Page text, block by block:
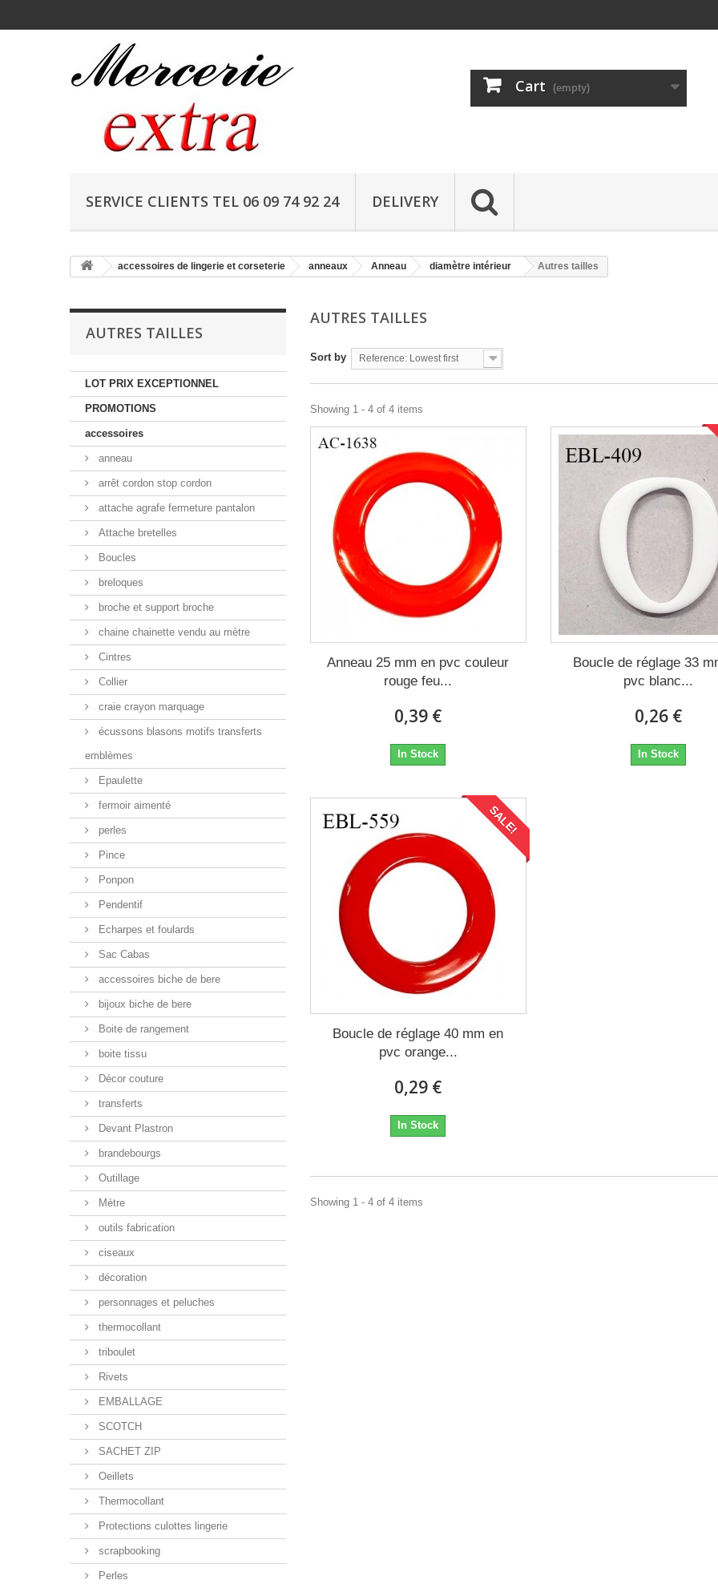
Cart (empty)
SERVICE CLIENTS TEL 06 09 74 92 24 DELIVERY
accessoires de lingerie et corseterie anneaux Anneau diamètre intérieur Autres tailles
AUTRES TAILLES
LOT PRIX EXCEPTIONNEL
PROMOTIONS
accessoires
anneau
arrêt cordon stop cordon
attache agrafe fermeture pantalon
Attache bretelles
Boucles
breloques
broche et support broche
chaine chainette vendu au mètre
Cintres
Collier
craie crayon marquage
écussons blasons motifs transferts
emblèmes
Epaulette
fermoir aimenté
perles
Pince
Ponpon
Pendentif
Echarpes et foulards
Sac Cabas
accessoires biche de bere
bijoux biche de bere
Boite de rangement
boite tissu
Décor couture
transferts
Devant Plastron
brandebourgs
Outillage
Mètre
outils fabrication
ciseaux
décoration
personnages et peluches
thermocollant
triboulet
Rivets
EMBALLAGE
SCOTCH
SACHET ZIP
Oeillets
Thermocollant
Protections culottes lingerie
scrapbooking
Perles
AUTRES TAILLES
Sort by Reference: Lowest first
Showing 1 - 4 of 4 items
Anneau 25 mm en pvc couleur
rouge feu...
0,39 €
In Stock
Boucle de réglage 33
pvc blanc...
0,26 €
In Stock
SALE!
Boucle de réglage 40 mm en
pvc orange...
0,29 €
In Stock
Showing 1 - 4 of 4 items